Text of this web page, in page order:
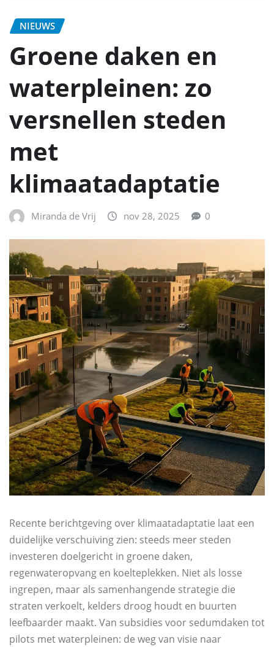
NIEUWS
Groene daken en
waterpleinen: zo
versnellen steden
met
klimaatadaptatie
Miranda de Vrij nov 28, 2025 0
Recente berichtgeving over klimaatadaptatie laat een
duidelijke verschuiving zien: steeds meer steden
investeren doelgericht in groene daken,
regenwateropvang en koelteplekken. Niet als losse
ingrepen, maar als samenhangende strategie die
straten verkoelt, kelders droog houdt en buurten
leefbaarder maakt. Van subsidies voor sedumdaken tot
pilots met waterpleinen: de weg van visie naar